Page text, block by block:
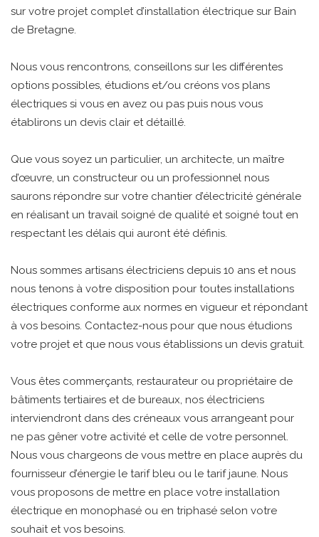
sur votre projet complet d’installation électrique sur Bain
de Bretagne.
Nous vous rencontrons, conseillons sur les différentes
options possibles, étudions et/ou créons vos plans
électriques si vous en avez ou pas puis nous vous
établirons un devis clair et détaillé.
Que vous soyez un particulier, un architecte, un maître
d’œuvre, un constructeur ou un professionnel nous
saurons répondre sur votre chantier d’électricité générale
en réalisant un travail soigné de qualité et soigné tout en
respectant les délais qui auront été définis.
Nous sommes artisans électriciens depuis 10 ans et nous
nous tenons à votre disposition pour toutes installations
électriques conforme aux normes en vigueur et répondant
à vos besoins. Contactez-nous pour que nous étudions
votre projet et que nous vous établissions un devis gratuit.
Vous êtes commerçants, restaurateur ou propriétaire de
bâtiments tertiaires et de bureaux, nos électriciens
interviendront dans des créneaux vous arrangeant pour
ne pas gêner votre activité et celle de votre personnel.
Nous vous chargeons de vous mettre en place auprès du
fournisseur d’énergie le tarif bleu ou le tarif jaune. Nous
vous proposons de mettre en place votre installation
électrique en monophasé ou en triphasé selon votre
souhait et vos besoins.